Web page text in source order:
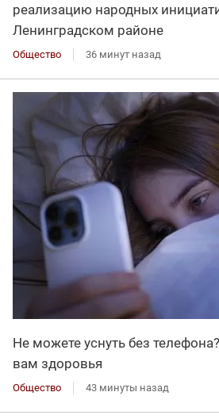
реализацию народных
Ленинградском районе
Общество 36 минут назад
Не можете уснуть без
вам здоровья
Общество 43 минуты назад